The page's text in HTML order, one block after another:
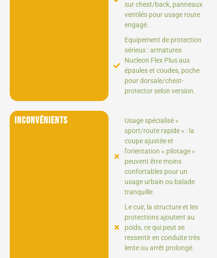
sur chest/back, panneaux
ventilés pour usage route
engagé.
Equipement de protection
sérieux : armatures
Nucleon Flex Plus aux
épaules et coudes, poche
pour dorsale/chest-
protector selon version.
Inconvénients
Usage spécialisé «
sport/route rapide » : la
coupe ajustée et
l’orientation « pilotage »
peuvent être moins
confortables pour un
usage urbain ou balade
tranquille.
Le cuir, la structure et les
protections ajoutent au
poids, ce qui peut se
ressentir en conduite très
lente ou arrêt prolongé.